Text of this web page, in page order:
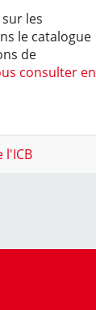
les
le catalogue
de
consulter en
l'ICB